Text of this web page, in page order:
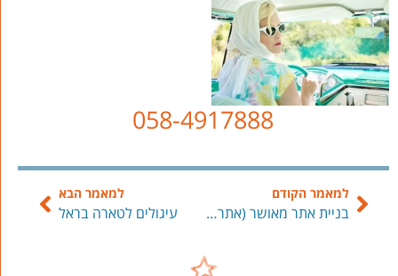
058-4917888
למאמר הקודם
בניית אתר מאושר (אתרים) לדליה רזניצקי
למאמר הבא
עיגולים לטארה בראל